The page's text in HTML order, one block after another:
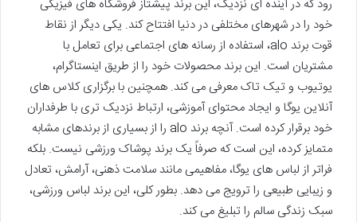
رود که در آینده ای نزدیک، این برند پیشتاز فروشگاه های فیزیکی
خود را در شهرهای مختلفی در دنیا افتتاح کند. یکی دیگر از نقاط
قوت برند alo، استفاده از رسانه های اجتماعی برای تعامل با
مشتریان است. این برند محصولات خود را از طریق اینستاگرام،
یوتیوب و تیک تاک معرفی می کند. همچنین با برگزاری کلاس های
آنلاین یوگا و ایجاد محتوای آموزشی، ارتباط نزدیک تری با طرفداران
خود برقرار کرده است. آنچه برند alo را از بسیاری از برندهای مشابه
متمایز کرده، این است که صرفاً یک برند پوشاک ورزشی نیست. بلکه
فراتر از لباس های یوگا، مفاهیمی مانند سلامت ذهنی، آرامش، تعادل
و زیبایی طبیعی را ترویج می دهد. بطور کلی، این برند لباس ورزشی،
سبک زندگی سالم را تبلیغ می کند.